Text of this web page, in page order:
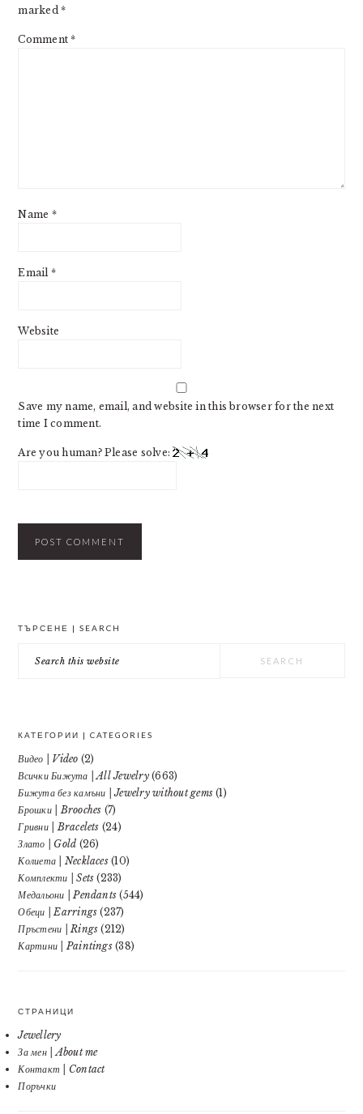
marked*
Comment*
Name *
Email *
Website
Save my name, email, and website in this browser for the next
time I comment.
Are you human? Please solve:
ТЪРСЕНЕ | SEARCH
this
КАТЕГОРИИ | CATEGORIES
Видео | Video (2)
Всички Бижута | All Jewelry(663)
Бижута без камъни | Jewelry without gems (1)
Брошки | Brooches (7)
Гривни | Bracelets (24)
Злато | Gold (26)
Колиета | Necklaces(10)
Комплекти | Sets (233)
Медальони | Pendants (544)
Обеци | Earrings (237)
Пръстени | Rings (212)
Картини | Paintings(38)
СТРАНИЦИ
Jewellery
За мен | About me
Контакт | Contact
Поръчки